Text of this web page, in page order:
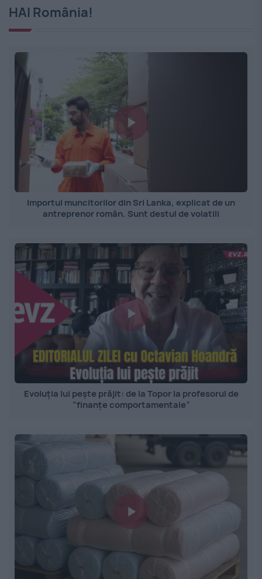
HAI România!
Importul muncitorilor din Sri Lanka, explicat de un
antreprenor român. Sunt destul de volatili
Evoluția lui pește prăjit: de la Topor la profesorul de
”finanțe comportamentale”